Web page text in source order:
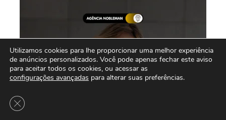
Utilizamos cookies para lhe proporcionar uma melhor experiência
de anúncios personalizados. Você pode apenas fechar este aviso
para aceitar todos os cookies, ou acessar as
configurações avançadas para alterar suas preferências.
Close GDPR Cookie Banner